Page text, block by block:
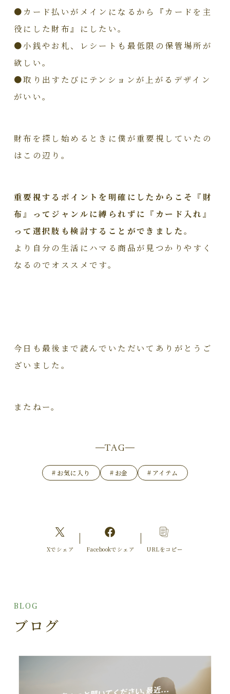
●カード払いがメインになるから『カードを主
役にした財布』にしたい。
●小銭やお札、レシートも最低限の保管場所が
欲しい。
●取り出すたびにテンションが上がるデザイン
がいい。
財布を探し始めるときに僕が重要視していたの
はこの辺り。
重要視するポイントを明確にしたからこそ『財
布』ってジャンルに縛られずに『カード入れ』
って選択肢も検討することができました。
より自分の生活にハマる商品が見つかりやすく
なるのでオススメです。
今日も最後まで読んでいただいてありがとうご
ざいました。
またねー。
TAG
# お気に入り # お金 # アイテム
Xでシェア Facebookでシェア URLをコピー
BLOG
ブログ